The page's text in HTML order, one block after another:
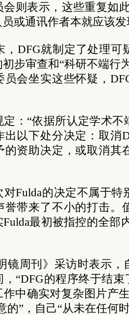
则表示，这些重复如
或通讯作者本就应该
，DFG就制定了处理可
步审查和“科研不端行
员会坐实这些怀疑，
定：“依据所认定学术
出以下处分决定：取消
的资助决定，或取消其
Fulda的决定不属于特
誉带来了不小的打击。
最初被指控的全部
镜周刊》采访时表示，
“DFG的程序终于结束
中确实对复杂图片产
的”，自己“从未在任何